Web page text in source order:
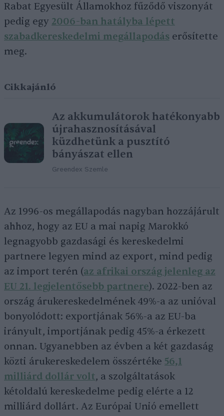
Rabat Egyesült Államokhoz fűződő viszonyát
pedig egy 2006-ban hatályba lépett
szabadkereskedelmi megállapodás erősítette
meg.
Cikkajánló
Az akkumulátorok hatékonyabb
újrahasznosításával
küzdhetünk a pusztító
bányászat ellen
Greendex Szemle
Az 1996-os megállapodás nagyban hozzájárult
ahhoz, hogy az EU a mai napig Marokkó
legnagyobb gazdasági és kereskedelmi
partnere legyen mind az export, mind pedig
az import terén (az afrikai ország jelenleg az
EU 21. legjelentősebb partnere). 2022-ben az
ország árukereskedelmének 49%-a az unióval
bonyolódott: exportjának 56%-a az EU-ba
irányult, importjának pedig 45%-a érkezett
onnan. Ugyanebben az évben a két gazdaság
közti árukereskedelem összértéke 56,1
milliárd dollár volt, a szolgáltatások
kétoldalú kereskedelme pedig elérte a 12
milliárd dollárt. Az Európai Unió emellett